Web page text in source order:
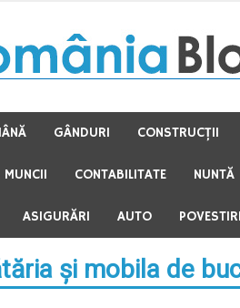
GÂNDURI CONSTRUCŢII
MUNCII CONTABILITATE NUNTĂ
ASIGURĂRI AUTO
şi mobila de